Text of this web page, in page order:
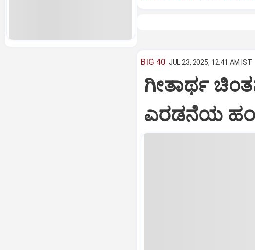
BIG 40 JUL 23, 2025, 12:41 AM IST
ಗೀತಾರ್ಥ
ಎರಡನೆಯ